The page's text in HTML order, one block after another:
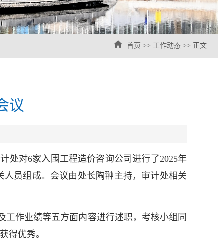
首页 >> 工作动态 >> 正文
议
处对6家入围工程造价咨询公司进行了2025年
员组成。会议由处长陶翀主持，审计处相关
作业绩等五方面内容进行述职，考核小组同
得优秀。